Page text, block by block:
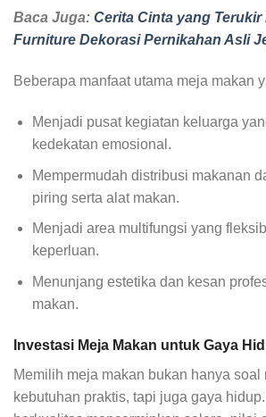
Baca Juga: Cerita Cinta yang
Furniture Dekorasi Pernikahan Asli
Beberapa manfaat utama meja makan
Menjadi pusat kegiatan keluarga
kedekatan emosional.
Mempermudah distribusi makanan
piring serta alat makan.
Menjadi area multifungsi yang
keperluan.
Menunjang estetika dan kesan
makan.
Investasi Meja Makan untuk Gaya
Memilih meja makan bukan hanya soal
kebutuhan praktis, tapi juga gaya